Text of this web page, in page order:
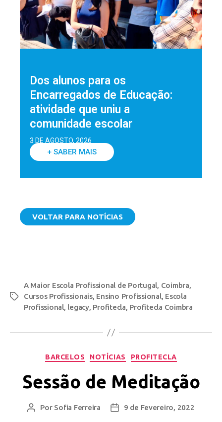
Dos alunos para os
Encarregados de Educação:
atividade que uniu a
comunidade escolar
3 DE AGOSTO, 2026
+ SABER MAIS
VOLTAR PARA NOTÍCIAS
A Maior Escola Profissional de Portugal, Coimbra,
Cursos Profissionais, Ensino Profissional, Escola
Profissional, legacy, Profitecla, Profitecla Coimbra
BARCELOS NOTÍCIAS PROFITECLA
Sessão de Meditação
Por Sofia Ferreira 9 de Fevereiro, 2022